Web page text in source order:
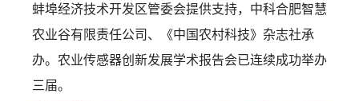
蚌埠经济技术开发区管委会提供支持，中科合肥智慧
农业谷有限责任公司、《中国农村科技》杂志社承
办。农业传感器创新发展学术报告会已连续成功举办
三届。